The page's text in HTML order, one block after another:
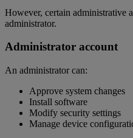
However, certain administrative
administrator.
Administrator account
An administrator can:
Approve system changes
Install software
Modify security settings
Manage device